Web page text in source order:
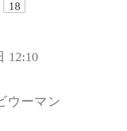
18
12:10
ウーマン